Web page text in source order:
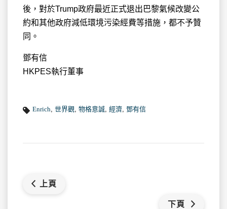
後，對於Trump政府最近正式退出巴黎氣候改變公
約和其他政府減低環境污染經費等措施，都不予贊
同。
鄧有信
HKPES執行董事
Enrich 世界觀 物格意誠 經濟 鄧有信
上頁
下頁